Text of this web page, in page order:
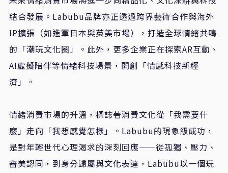
結合發展。Labubu品牌亦正透過跨界藝術合作與海外
IP擴張（如進軍日本與英美市場），打造全球情緒共鳴
的「潮玩文化圈」。此外，更多企業正在探索AR互動、
AI虛擬陪伴等情緒科技場景，開創「情感科技新經
濟」。
情緒消費市場的升溫，標誌著消費文化從「我需要什
麼」走向「我想感覺怎樣」。Labubu的現象級成功，
是對年輕世代心理渴求的深刻回應——從孤獨、壓力、
審美認同，到身分歸屬與文化表達，Labubu以一個玩